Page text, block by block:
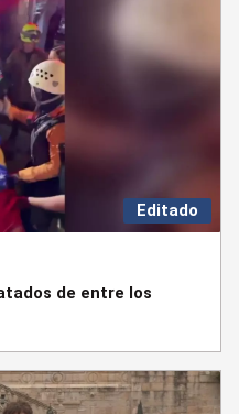
Editado
de entre los